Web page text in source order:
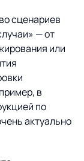
сценариев
— от
или
в
по
актуально